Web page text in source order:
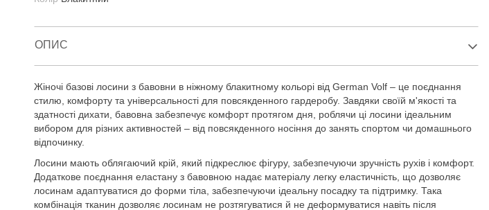
ОПИС
Жіночі базові лосини з бавовни в ніжному блакитному кольорі від German Volf – це поєднання
стилю, комфорту та універсальності для повсякденного гардеробу. Завдяки своїй м'якості та
здатності дихати, бавовна забезпечує комфорт протягом дня, роблячи ці лосини ідеальним
вибором для різних активностей – від повсякденного носіння до занять спортом чи домашнього
відпочинку.
Лосини мають облягаючий крій, який підкреслює фігуру, забезпечуючи зручність рухів і комфорт.
Додаткове поєднання еластану з бавовною надає матеріалу легку еластичність, що дозволяє
лосинам адаптуватися до форми тіла, забезпечуючи ідеальну посадку та підтримку. Така
комбінація тканин дозволяє лосинам не розтягуватися й не деформуватися навіть після